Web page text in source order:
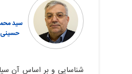
سید
حسینی
شناسایی و بر اساس آن